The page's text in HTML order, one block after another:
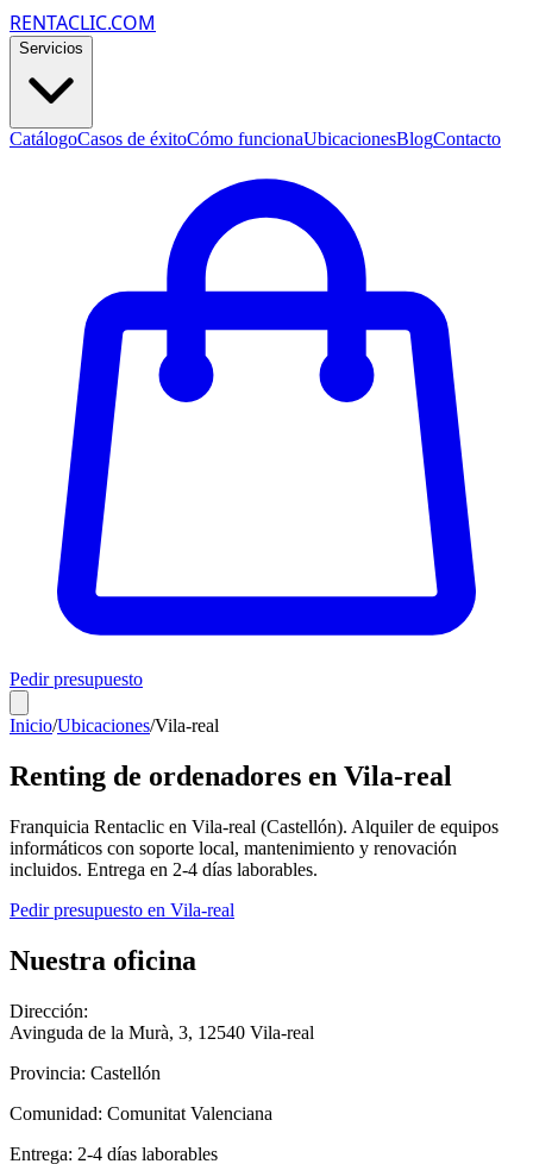
RENTACLIC.COM
Servicios
CatálogoCasos de éxitoCómo funcionaUbicacionesBlogContacto
Pedir presupuesto
Inicio/Ubicaciones/Vila-real
Renting de ordenadores en Vila-real
Franquicia Rentaclic en Vila-real (Castellón). Alquiler de equipos
informáticos con soporte local, mantenimiento y renovación
incluidos. Entrega en 2-4 días laborables.
Pedir presupuesto en Vila-real
Nuestra oficina
Dirección:
Avinguda de la Murà, 3, 12540 Vila-real
Provincia: Castellón
Comunidad: Comunitat Valenciana
Entrega: 2-4 días laborables